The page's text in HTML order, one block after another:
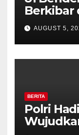
Berkibar
Timpik
HUT ke-
AUGUST 5,
BERITA
Polri